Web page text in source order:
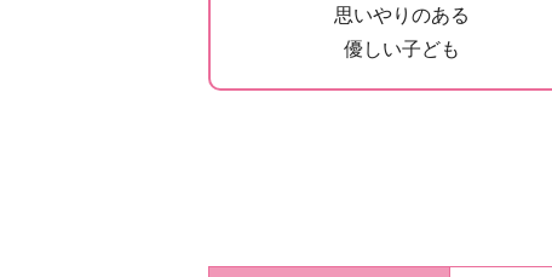
思いやりのある
優しい子ども